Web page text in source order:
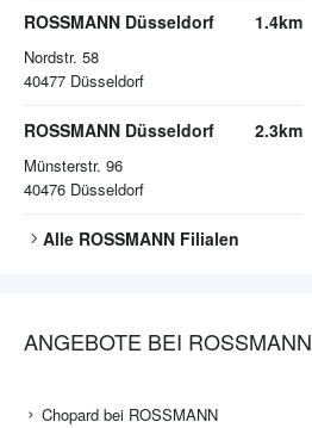
ROSSMANN Düsseldorf
Nordstr. 58
40477 Düsseldorf
1.4km
ROSSMANN Düsseldorf
Münsterstr. 96
40476 Düsseldorf
2.3km
Alle ROSSMANN Filialen
ANGEBOTE BEI ROSSMANN
Chopard bei ROSSMANN